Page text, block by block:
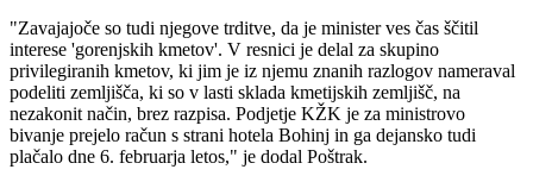
"Zavajajoče so tudi njegove trditve, da je minister ves čas ščitil
interese 'gorenjskih kmetov'. V resnici je delal za skupino
privilegiranih kmetov, ki jim je iz njemu znanih razlogov nameraval
podeliti zemljišča, ki so v lasti sklada kmetijskih zemljišč, na
nezakonit način, brez razpisa. Podjetje KŽK je za ministrovo
bivanje prejelo račun s strani hotela Bohinj in ga dejansko tudi
plačalo dne 6. februarja letos," je dodal Poštrak.